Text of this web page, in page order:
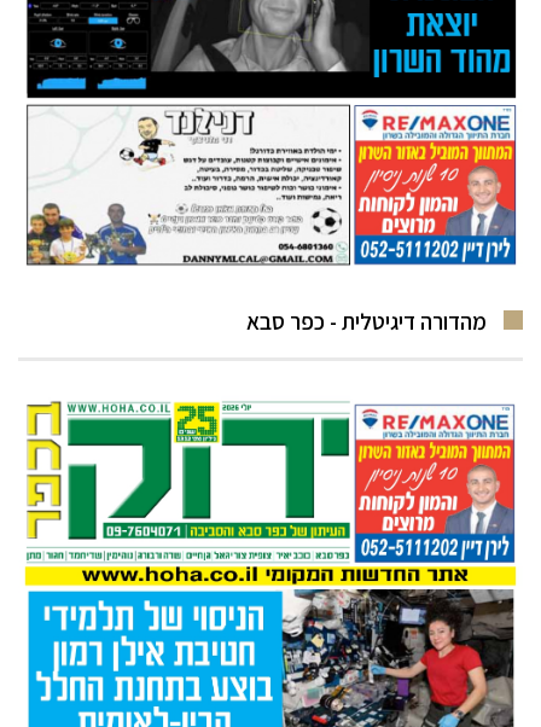
מהדורה דיגיטלית - כפר סבא